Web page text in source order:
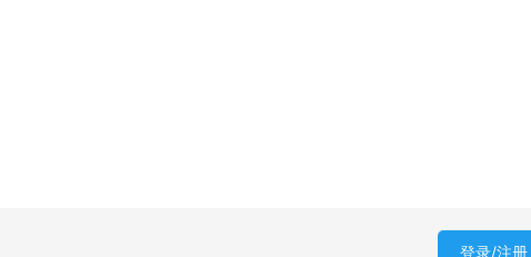
登录/注册